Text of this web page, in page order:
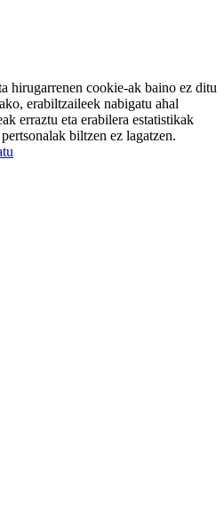
hirugarrenen cookie-ak baino ez ditu
erabiltzaileek nabigatu ahal
erraztu eta erabilera estatistikak
biltzen ez lagatzen.